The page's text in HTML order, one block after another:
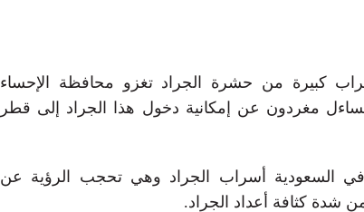
كبيرة من حشرة الجراد تغزو محافظة الإحساء
مغردون عن إمكانية دخول هذا الجراد إلى قطر
السعودية أسراب الجراد وهي تحجب الرؤية عن
شدة كثافة أعداد الجراد.